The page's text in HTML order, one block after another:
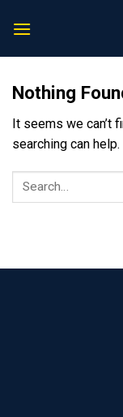
Nothing
It seems we can’t
searching can help.